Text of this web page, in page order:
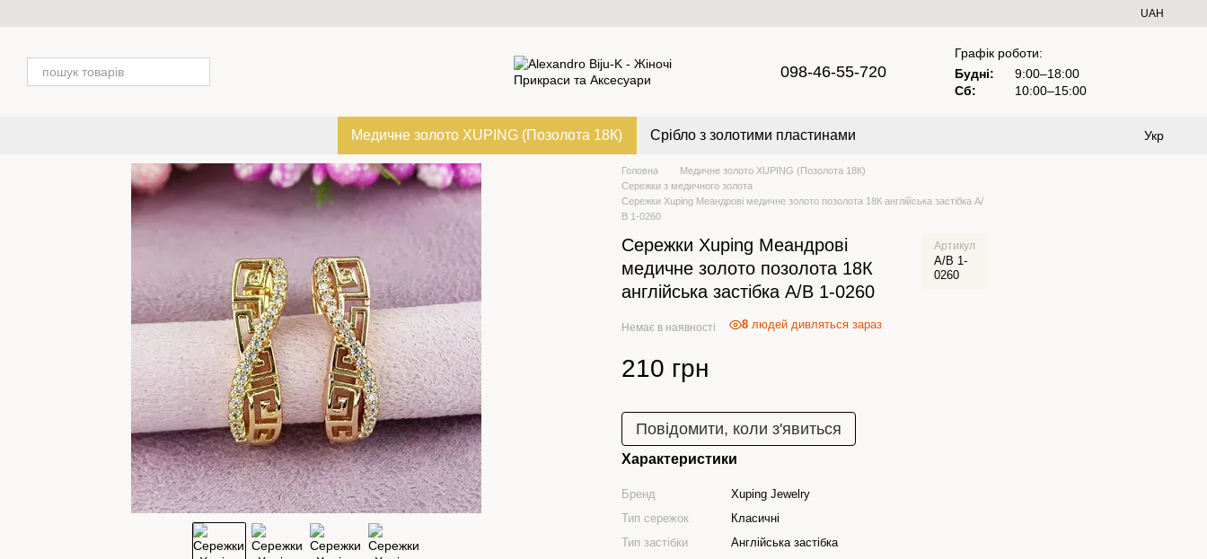
UAH
098-46-55-720
Графік роботи:
Будні:
9:00–18:00
Сб:
10:00–15:00
Медичне золото XUPING (Позолота 18К) Срібло з золотими пластинами Укр
Головна
Медичне золото XUPING (Позолота 18К)
Сережки з медичного золота
Сережки Xuping Меандрові медичне золото позолота 18К англійська застібка А/
В 1-0260
Сережки Xuping Меандрові
медичне золото позолота 18К
англійська застібка А/В 1-0260
Артикул
А/В 1-
0260
Немає в наявності 8 людей дивляться зараз
210 грн
Повідомити, коли з'явиться
Характеристики
Бренд
Xuping Jewelry
Тип сережок
Класичні
Тип застібки
Англійська застібка